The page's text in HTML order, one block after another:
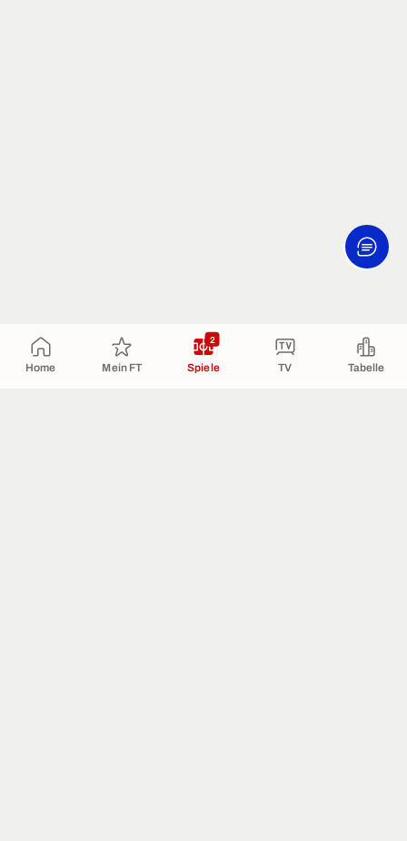
Home Mein FT Spiele
2
TV Tabelle